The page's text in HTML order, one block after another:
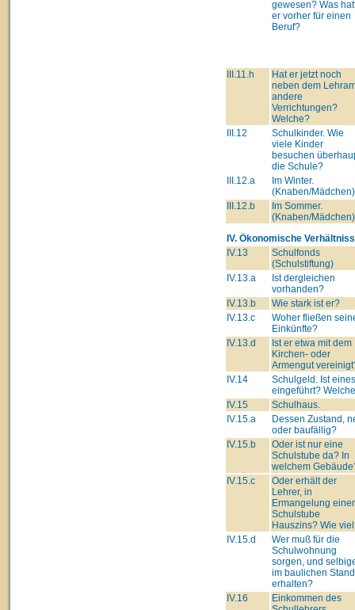
gewesen? Was
er vorher für einen
Beruf?
III.11.h
Hat er jetzt noch
neben dem
andere
Verrichtungen?
Welche?
III.12
Schulkinder. Wie
viele Kinder
besuchen
die Schule?
III.12.a
Im Winter.
(Knaben/Mädchen)
III.12.b
Im Sommer.
(Knaben/Mädchen)
IV. Ökonomische
IV.13
Schulfonds
(Schulstiftung)
IV.13.a
Ist dergleichen
vorhanden?
IV.13.b
Wie stark ist er?
IV.13.c
Woher fließen
Einkünfte?
IV.13.d
Ist er etwa mit dem
Kirchen- oder
Armengut
IV.14
Schulgeld. Ist eines
eingeführt?
IV.15
Schulhaus.
IV.15.a
Dessen Zustand,
oder baufällig?
IV.15.b
Oder ist nur eine
Schulstube da? In
welchem
IV.15.c
Oder erhält der
Lehrer, in
Ermangelung einer
Schulstube
Hauszins? Wie
IV.15.d
Wer muß für die
Schulwohnung
sorgen, und
im baulichen
erhalten?
IV.16
Einkommen des